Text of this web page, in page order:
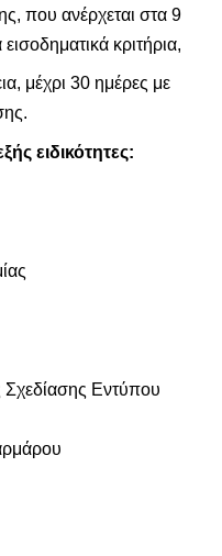
που ανέρχεται στα 9
κριτήρια,
μέχρι 30 ημέρες με
ειδικότητες:
Σχεδίασης Εντύπου